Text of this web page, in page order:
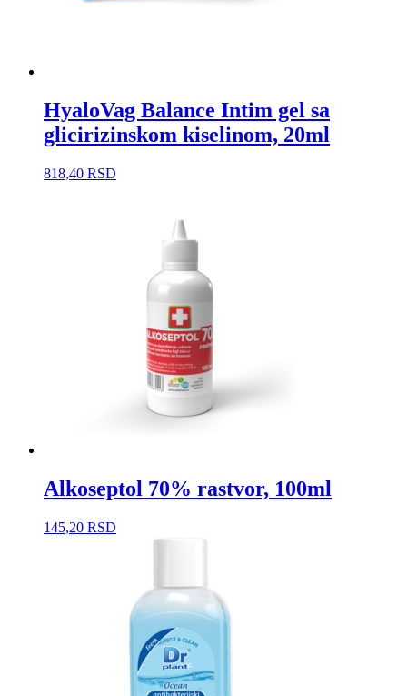
HyaloVag Balance Intim gel sa
glicirizinskom kiselinom, 20ml
818,40 RSD
Alkoseptol 70% rastvor, 100ml
145,20 RSD